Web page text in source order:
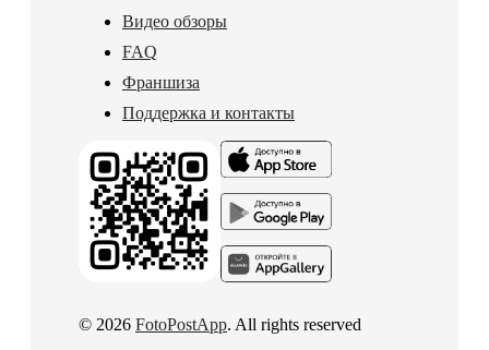
Видео обзоры
FAQ
Франшиза
Поддержка и контакты
© 2026 FotoPostApp. All rights reserved